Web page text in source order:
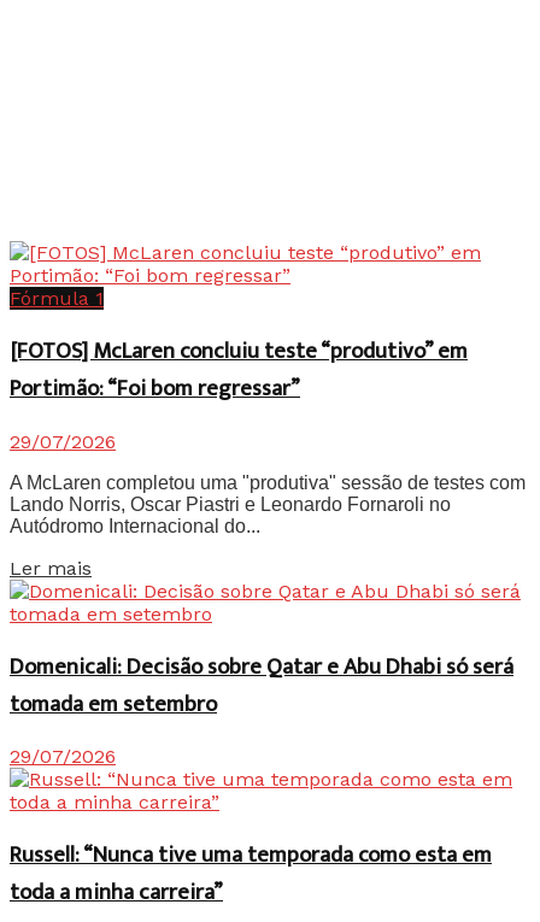
Fórmula 1
[FOTOS] McLaren concluiu teste “produtivo” em
Portimão: “Foi bom regressar”
29/07/2026
A McLaren completou uma "produtiva" sessão de testes com
Lando Norris, Oscar Piastri e Leonardo Fornaroli no
Autódromo Internacional do...
Ler mais
Domenicali: Decisão sobre Qatar e Abu Dhabi só será
tomada em setembro
29/07/2026
Russell: “Nunca tive uma temporada como esta em
toda a minha carreira”